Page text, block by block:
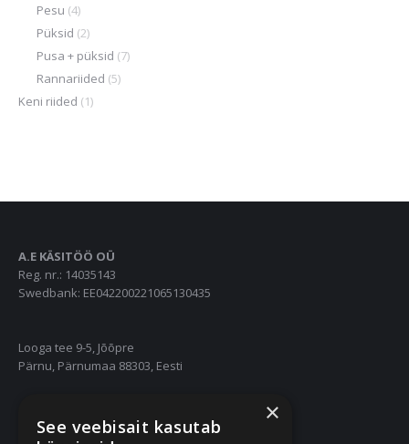
Pesu (4)
Püksid (2)
Pusa + püksid (7)
Rannariided (5)
Keni riided (1)
A.E KÄSITÖÖ OÜ
Reg. nr.: 14035143
Swedbank: EE042200221065130435
Looga tee 9-5, Jõõpre
Pärnu, Pärnumaa 88303, Eesti
55667252
info@nukuriided.ee
×
See veebisait kasutab